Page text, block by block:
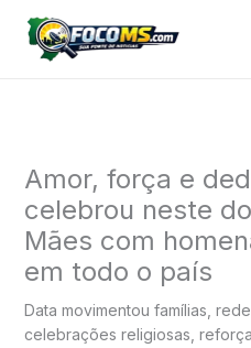
para
Amor, força e
celebrou neste
Mães com
em todo o país
Data movimentou famílias,
celebrações religiosas,